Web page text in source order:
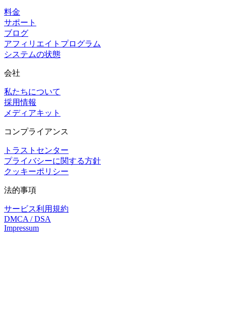
料金
サポート
ブログ
アフィリエイトプログラム
システムの状態
会社
私たちについて
採用情報
メディアキット
コンプライアンス
トラストセンター
プライバシーに関する方針
クッキーポリシー
法的事項
サービス利用規約
DMCA / DSA
Impressum